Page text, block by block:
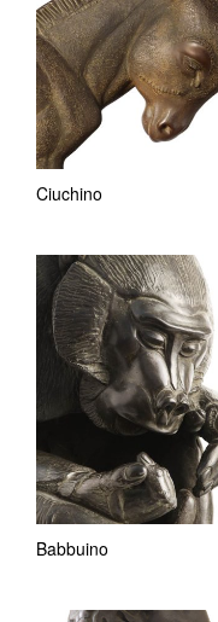
Ciuchino
Babbuino